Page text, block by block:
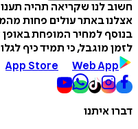
חשוב לנו שקריאה תהיה
אצלנו באתר עולים פחות
בנוסף למחיר המופחת
לזמן מוגבל, כי תמיד כיף
App Store Web App
דברו איתנו